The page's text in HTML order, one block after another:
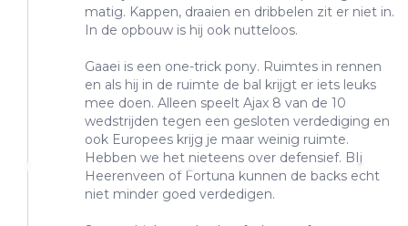
matig. Kappen, draaien en dribbelen zit er niet in.
In de opbouw is hij ook nutteloos.
Gaaei is een one-trick pony. Ruimtes in rennen
en als hij in de ruimte de bal krijgt er iets leuks
mee doen. Alleen speelt Ajax 8 van de 10
wedstrijden tegen een gesloten verdediging en
ook Europees krijg je maar weinig ruimte.
Hebben we het nieteens over defensief. BIj
Heerenveen of Fortuna kunnen de backs echt
niet minder goed verdedigen.